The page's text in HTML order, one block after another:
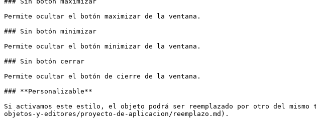
Permite ocultar el botón maximizar de la ventana.
### Sin botón minimizar
Permite ocultar el botón minimizar de la ventana.
### Sin botón cerrar
Permite ocultar el botón de cierre de la ventana.
### **Personalizable**
Si activamos este estilo, el objeto podrá ser reemplazado por otro del mismo
objetos-y-editores/proyecto-de-aplicacion/reemplazo.md).